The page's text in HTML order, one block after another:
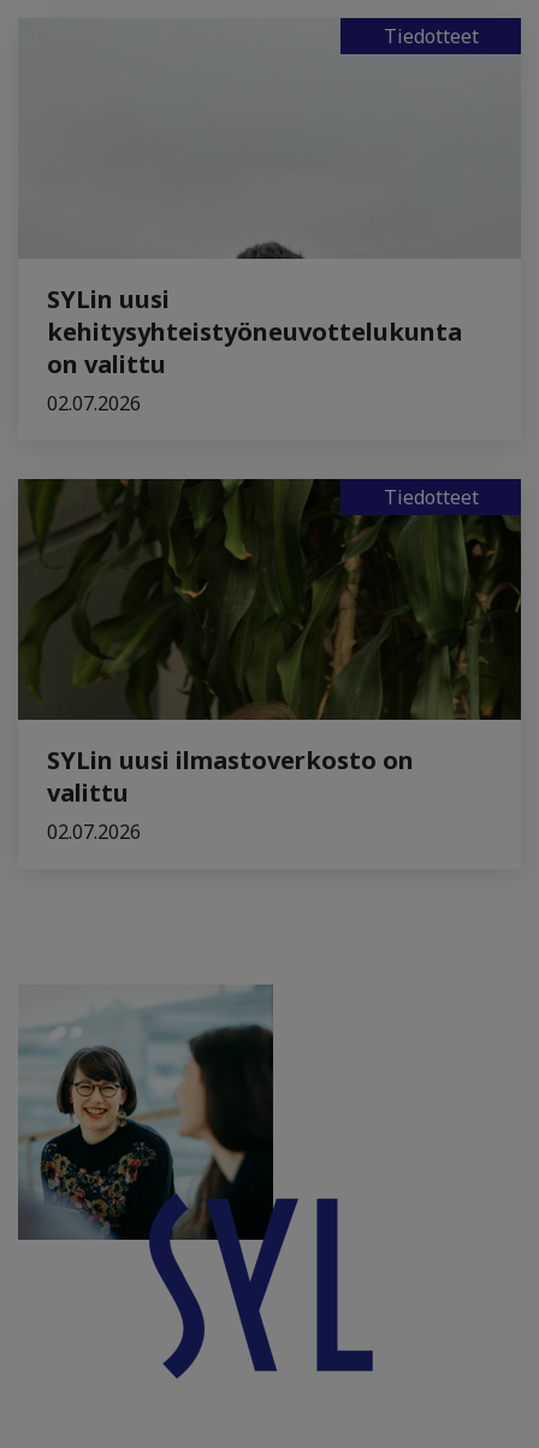
Tiedotteet
SYLin uusi
kehitysyhteistyöneuvottelukunta
on valittu
02.07.2026
Tiedotteet
SYLin uusi ilmastoverkosto on
valittu
02.07.2026